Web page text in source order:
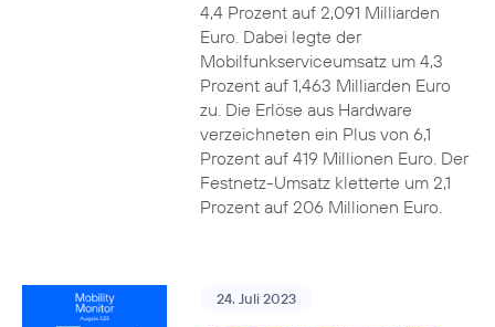
4,4 Prozent auf 2,091 Milliarden
Euro. Dabei legte der
Mobilfunkserviceumsatz um 4,3
Prozent auf 1,463 Milliarden Euro
zu. Die Erlöse aus Hardware
verzeichneten ein Plus von 6,1
Prozent auf 419 Millionen Euro. Der
Festnetz-Umsatz kletterte um 2,1
Prozent auf 206 Millionen Euro.
24. Juli 2023